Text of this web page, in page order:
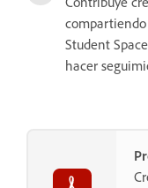
Student
hacer